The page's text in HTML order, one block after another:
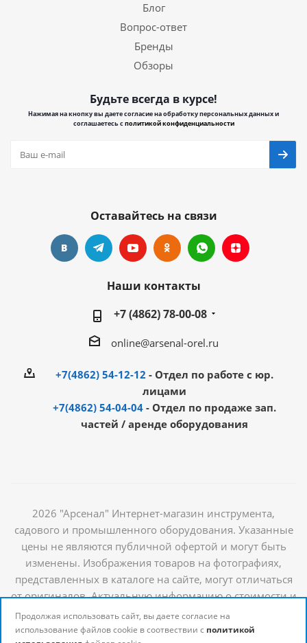
Блог
Вопрос-ответ
Бренды
Обзоры
Будьте всегда в курсе!
Нажимая на кнопку вы даете согласие на обработку персональных данных и
соглашаетесь сполитикой конфиденциальности
Оставайтесь на связи
Наши контакты
+7 (4862) 78-00-08
online@arsenal-orel.ru
+7(4862) 54-12-12 - Отдел по работе с юр.
лицами
+7(4862) 54-04-04 - Отдел по продаже зап.
частей / аренде оборудования
2026 "Арсенал" Интернет-магазин инструмента,
садового и промышленного оборудования. Указанные
цены не являются публичной офертой и могут быть
изменены. Изображения товаров на фотографиях,
представленных в каталоге на сайте, могут отличаться
от оригиналов. Актуальную информацию о стоимости и
наличии товаров можно получить у наших
менеджеров
Продолжая использовать сайт, вы даете согласие на
использование файлов cookie в соотвествии с политикой